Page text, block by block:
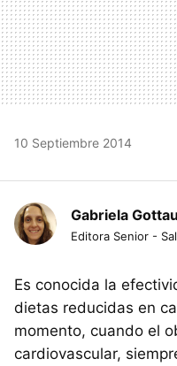
10 Septiembre 2014
Gabriela Gottau
Editora Senior -
Es conocida la
dietas reducidas en
momento, cuando el
cardiovascular,